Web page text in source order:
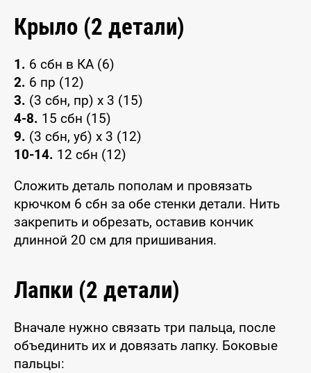
Крыло (2 детали)
1. 6 сбн в КА (6)
2. 6 пр (12)
3. (3 сбн, пр) x 3 (15)
4-8. 15 сбн (15)
9. (3 сбн, уб) x 3 (12)
10-14. 12 сбн (12)
Сложить деталь пополам и провязать
крючком 6 сбн за обе стенки детали. Нить
закрепить и обрезать, оставив кончик
длинной 20 см для пришивания.
Лапки (2 детали)
Вначале нужно связать три пальца, после
объединить их и довязать лапку. Боковые
пальцы: